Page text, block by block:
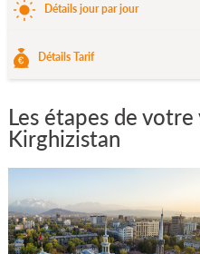
Détails jour par jour
Détails Tarif
Les étapes de votre
Kirghizistan